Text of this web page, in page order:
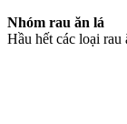
Nhóm rau ăn lá
Hầu hết các loại